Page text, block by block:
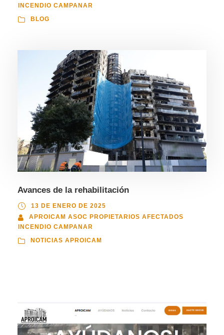
INCENDIO CAMPANAR
BLOG
Avances de la rehabilitación
13 DE ENERO DE 2025
APROICAM ASOC PROPIETARIOS AFECTADOS
INCENDIO CAMPANAR
NOTICIAS APROICAM